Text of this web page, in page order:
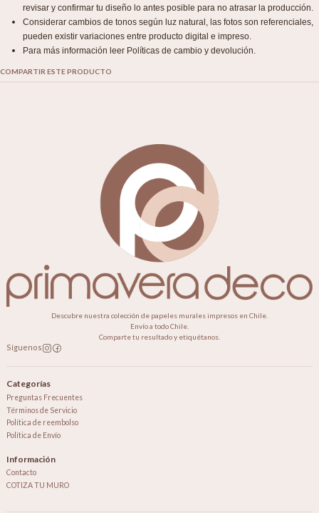
revisar y confirmar tu diseño lo antes posible para no atrasar la producción.
Considerar cambios de tonos según luz natural, las fotos son referenciales,
pueden existir variaciones entre producto digital e impreso.
Para más información leer Políticas de cambio y devolución.
COMPARTIR ESTE PRODUCTO
Descubre nuestra colección de papeles murales impresos en Chile.
Envío a todo Chile.
Comparte tu resultado y etiquétanos.
Síguenos
Categorías
Preguntas Frecuentes
Términos de Servicio
Política de reembolso
Política de Envío
Información
Contacto
COTIZA TU MURO